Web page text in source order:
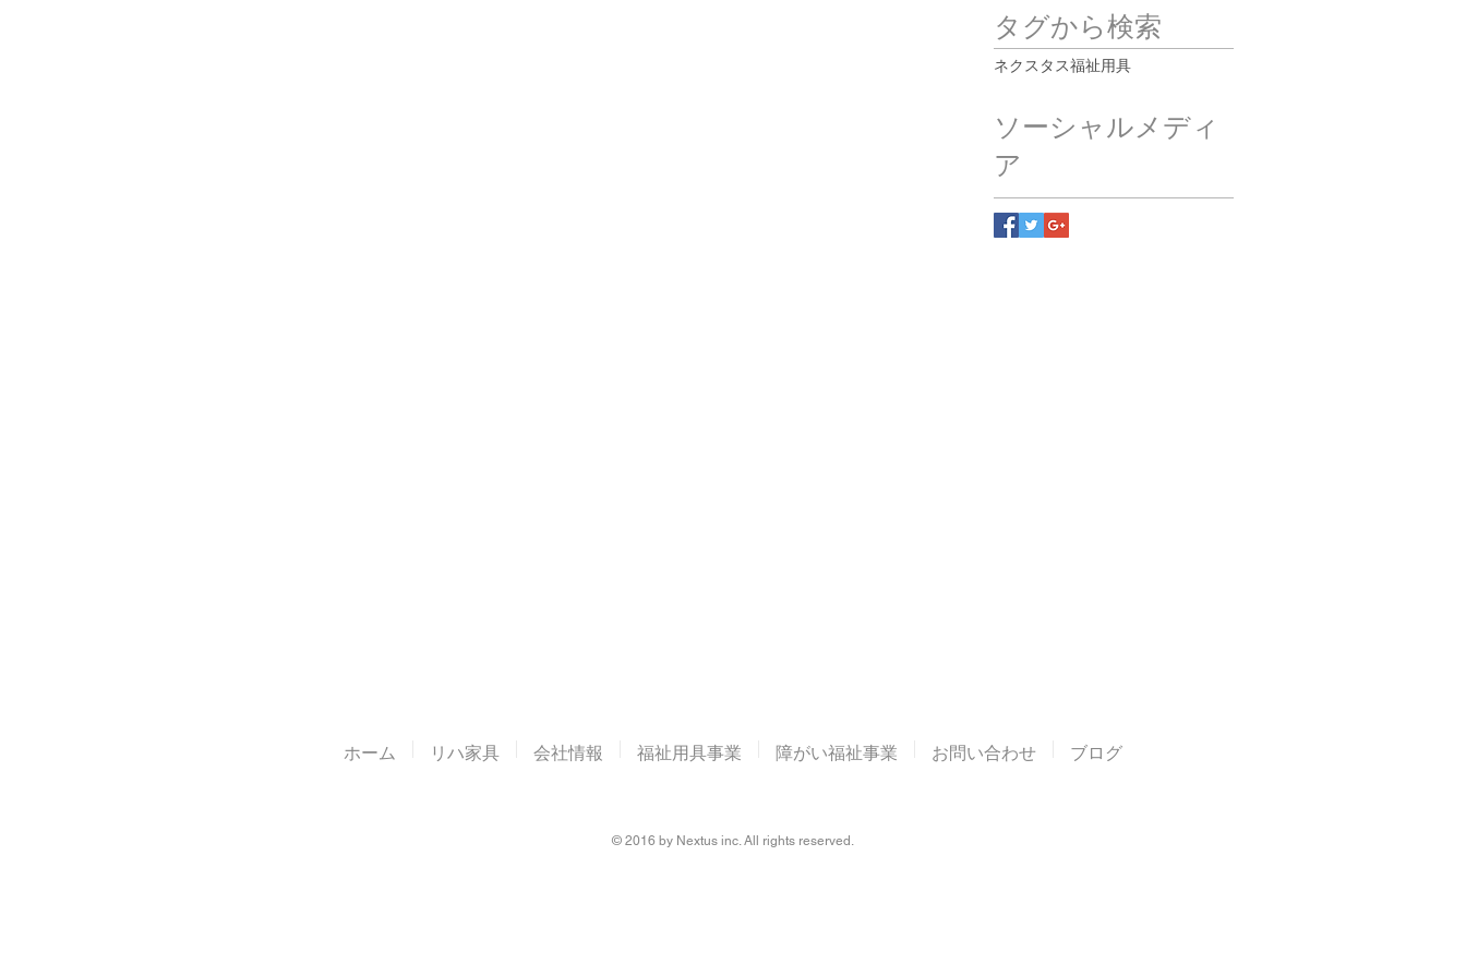
ソーシャルメディ
ア
ネクスタス福祉用具
タグから検索
ホーム リハ家具 会社情報 福祉用具事業 障がい福祉事業 お問い合わせ ブログ
© 2016 by Nextus inc. All rights reserved.